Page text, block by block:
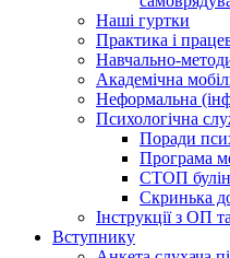
Наші гуртки
Практика і
Навчально-
Академічна
Неформальна
Психологічна
Поради
Програма
СТОП
Скринька
Інструкції з ОП
Вступнику